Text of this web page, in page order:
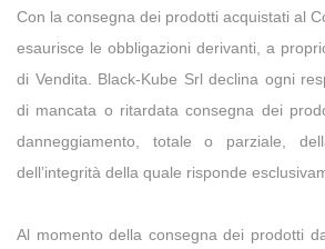
Con la consegna dei prodotti acquistati al
esaurisce le obbligazioni derivanti, a
di Vendita. Black-Kube Srl declina ogni
di mancata o ritardata consegna dei
danneggiamento, totale o parziale,
dell’integrità della quale risponde
Al momento della consegna dei prodotti